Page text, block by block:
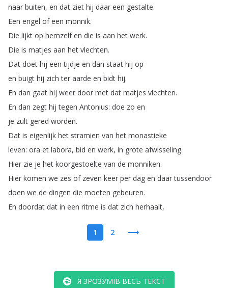
naar buiten, en dat ziet hij daar een gestalte.
Een engel of een monnik.
Die lijkt op hemzelf en die is aan het werk.
Die is matjes aan het vlechten.
Dat doet hij een tijdje en dan staat hij op
en buigt hij zich ter aarde en bidt hij.
En dan gaat hij weer door met dat matjes vlechten.
En dan zegt hij tegen Antonius: doe zo en
je zult gered worden.
Dat is eigenlijk het stramien van het monastieke
leven: ora et labora, bid en werk, in grote afwisseling.
Hier zie je het koorgestoelte van de monniken.
Hier komen we zes of zeven keer per dag en daar tussendoor
doen we de dingen die moeten gebeuren.
En doordat dat in een ritme is dat zich herhaalt,
1 2
Я ЗРОЗУМІВ ВЕСЬ ТЕКСТ